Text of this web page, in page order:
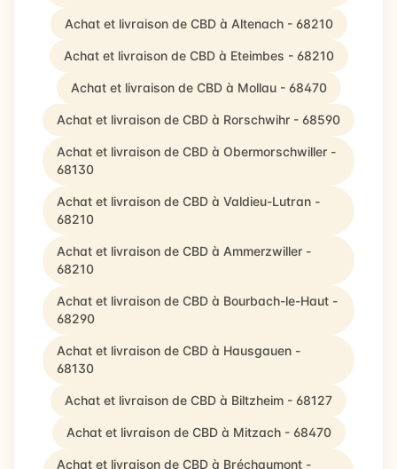
Achat et livraison de CBD à Altenach - 68210
Achat et livraison de CBD à Eteimbes - 68210
Achat et livraison de CBD à Mollau - 68470
Achat et livraison de CBD à Rorschwihr - 68590
Achat et livraison de CBD à Obermorschwiller -
68130
Achat et livraison de CBD à Valdieu-Lutran -
68210
Achat et livraison de CBD à Ammerzwiller -
68210
Achat et livraison de CBD à Bourbach-le-Haut -
68290
Achat et livraison de CBD à Hausgauen -
68130
Achat et livraison de CBD à Biltzheim - 68127
Achat et livraison de CBD à Mitzach - 68470
Achat et livraison de CBD à Bréchaumont -